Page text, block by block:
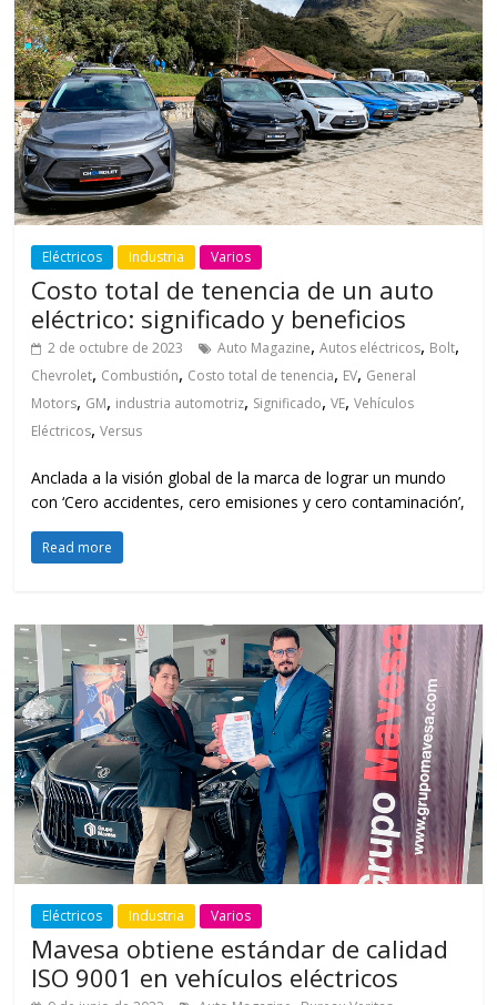
Eléctricos Industria Varios
Costo total de tenencia de un auto
eléctrico: significado y beneficios
2 de octubre de 2023 Auto Magazine,Autos eléctricos, Bolt,
Chevrolet, Combustión, Costo total de tenencia, EV, General
Motors, GM, industria automotriz, Significado,VE,Vehículos
Eléctricos,Versus
Anclada a la visión global de la marca de lograr un mundo
con ‘Cero accidentes, cero emisiones y cero contaminación’,
Read more
Eléctricos Industria Varios
Mavesa obtiene estándar de calidad
ISO 9001 en vehículos eléctricos